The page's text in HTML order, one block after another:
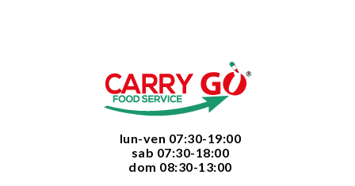
  lun-ven 07:30-19:00
  sab 07:30-18:00
  dom 08:30-13:00